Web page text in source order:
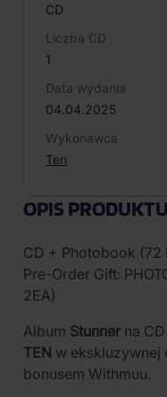
CD
Liczba CD
1
Data wydania
04.04.2025
Wykonawca
Ten
OPIS PRODUKTU
CD + Photobook (72
Pre-Order Gift:
2EA)
Album Stunner na
TEN w ekskluzywnej
bonusem Withmuu.